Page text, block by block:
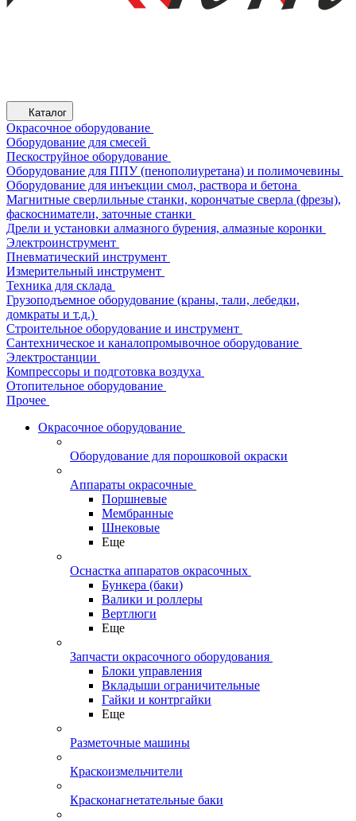
Каталог
Окрасочное оборудование
Оборудование для смесей
Пескоструйное оборудование
Оборудование для ППУ (пенополиуретана) и полимочевины
Оборудование для инъекции смол, раствора и бетона
Магнитные сверлильные станки, корончатые сверла (фрезы),
фаскосниматели, заточные станки
Дрели и установки алмазного бурения, алмазные коронки
Электроинструмент
Пневматический инструмент
Измерительный инструмент
Техника для склада
Грузоподъемное оборудование (краны, тали, лебедки,
домкраты и т.д.)
Строительное оборудование и инструмент
Сантехническое и каналопромывочное оборудование
Электростанции
Компрессоры и подготовка воздуха
Отопительное оборудование
Прочее
Окрасочное оборудование
Оборудование для порошковой окраски
Аппараты окрасочные
Поршневые
Мембранные
Шнековые
Еще
Оснастка аппаратов окрасочных
Бункера (баки)
Валики и роллеры
Вертлюги
Еще
Запчасти окрасочного оборудования
Блоки управления
Вкладыши ограничительные
Гайки и контргайки
Еще
Разметочные машины
Краскоизмельчители
Красконагнетательные баки